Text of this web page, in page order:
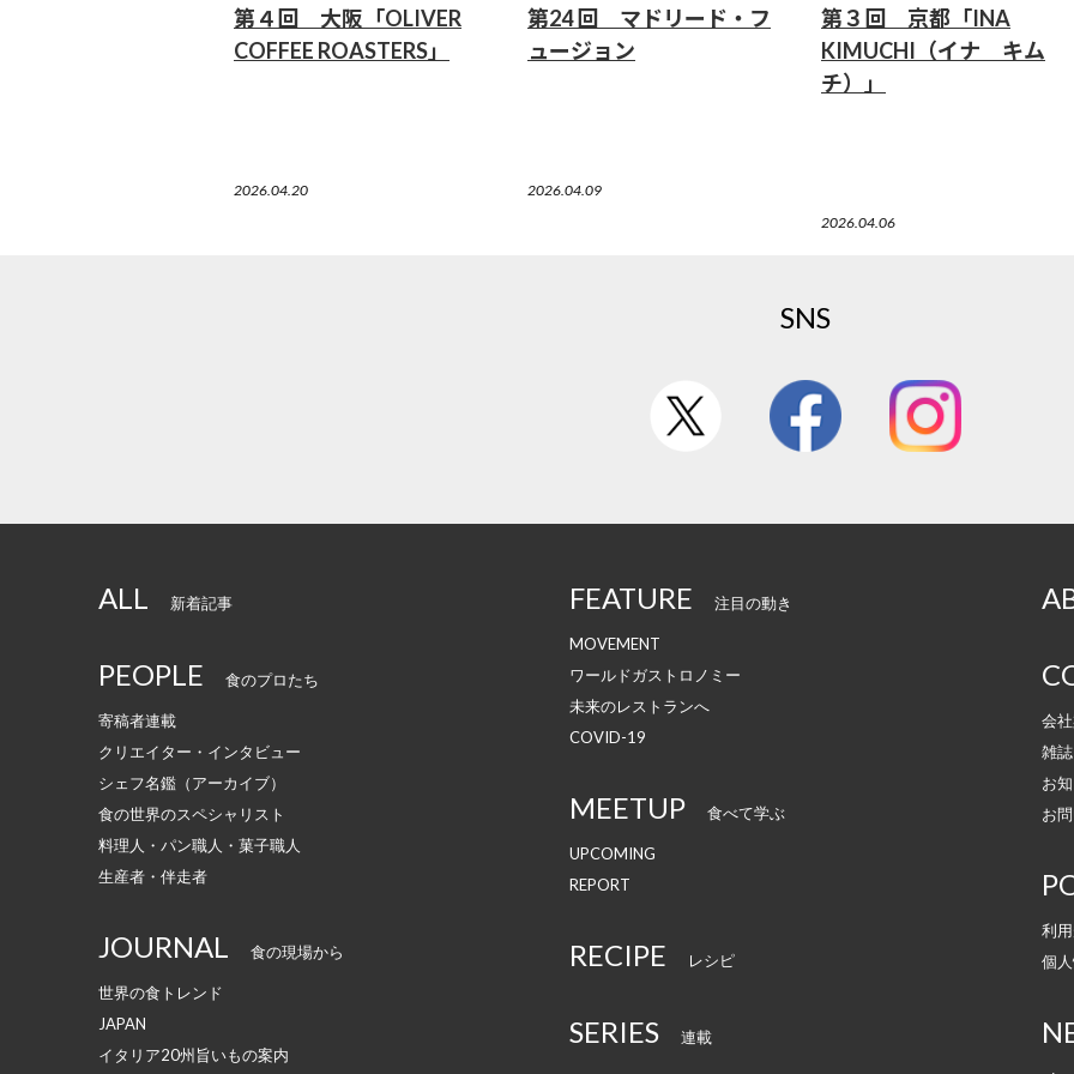
第４回 大阪「OLIVER
COFFEE ROASTERS」
2026.04.20
第24 回 マドリード・フ
ュージョン
2026.04.09
第３回 京都「INA
KIMUCHI（イナ キム
チ）」
2026.04.06
SNS
ALL 新着記事
PEOPLE 食のプロたち
寄稿者連載
クリエイター・インタビュー
シェフ名鑑（アーカイブ）
食の世界のスペシャリスト
料理人・パン職人・菓子職人
生産者・伴走者
JOURNAL 食の現場から
世界の食トレンド
JAPAN
イタリア20州旨いもの案内
FEATURE 注目の動き
MOVEMENT
ワールドガストロノミー
未来のレストランへ
COVID-19
MEETUP 食べて学ぶ
UPCOMING
REPORT
RECIPE レシピ
SERIES 連載
会
雑誌
お
お
利
個